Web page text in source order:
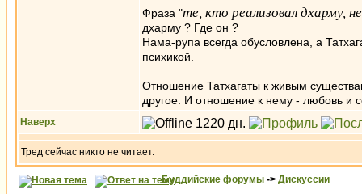
Фраза "те, кто реализовал дхарму,
дхарму ? Где он ?
Нама-рупа всегда обусловлена, а
психикой.
Отношение Татхагаты к живым
другое. И отношение к нему - любовь и
Наверх
Тред сейчас никто не читает.
Буддийские форумы -> Дискуссии